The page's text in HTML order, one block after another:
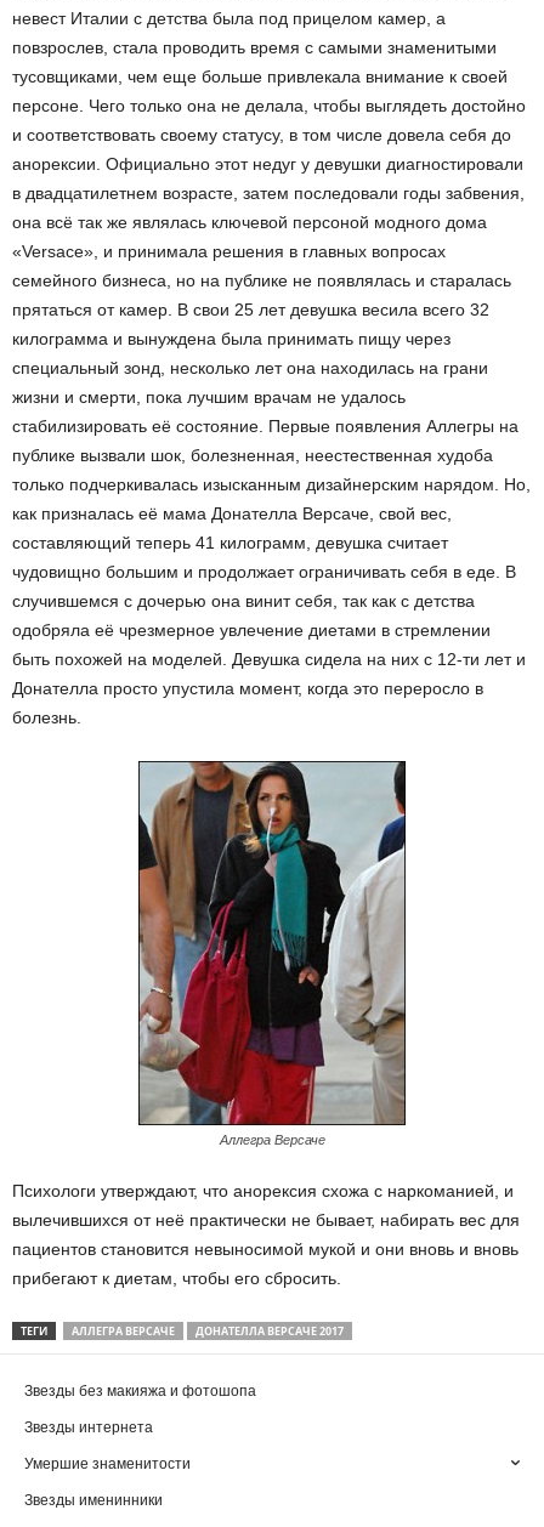
невест Италии с детства была под прицелом камер, а
повзрослев, стала проводить время с самыми знаменитыми
тусовщиками, чем еще больше привлекала внимание к своей
персоне. Чего только она не делала, чтобы выглядеть достойно
и соответствовать своему статусу, в том числе довела себя до
анорексии. Официально этот недуг у девушки диагностировали
в двадцатилетнем возрасте, затем последовали годы забвения,
она всё так же являлась ключевой персоной модного дома
«Versace», и принимала решения в главных вопросах
семейного бизнеса, но на публике не появлялась и старалась
прятаться от камер. В свои 25 лет девушка весила всего 32
килограмма и вынуждена была принимать пищу через
специальный зонд, несколько лет она находилась на грани
жизни и смерти, пока лучшим врачам не удалось
стабилизировать её состояние. Первые появления Аллегры на
публике вызвали шок, болезненная, неестественная худоба
только подчеркивалась изысканным дизайнерским нарядом. Но,
как призналась её мама Донателла Версаче, свой вес,
составляющий теперь 41 килограмм, девушка считает
чудовищно большим и продолжает ограничивать себя в еде. В
случившемся с дочерью она винит себя, так как с детства
одобряла её чрезмерное увлечение диетами в стремлении
быть похожей на моделей. Девушка сидела на них с 12-ти лет и
Донателла просто упустила момент, когда это переросло в
болезнь.
Аллегра Версаче
Психологи утверждают, что анорексия схожа с наркоманией, и
вылечившихся от неё практически не бывает, набирать вес для
пациентов становится невыносимой мукой и они вновь и вновь
прибегают к диетам, чтобы его сбросить.
ТЕГИ АЛЛЕГРА ВЕРСАЧЕ ДОНАТЕЛЛА ВЕРСАЧЕ 2017
Звезды без макияжа и фотошопа
Звезды интернета
Умершие знаменитости
Звезды именинники